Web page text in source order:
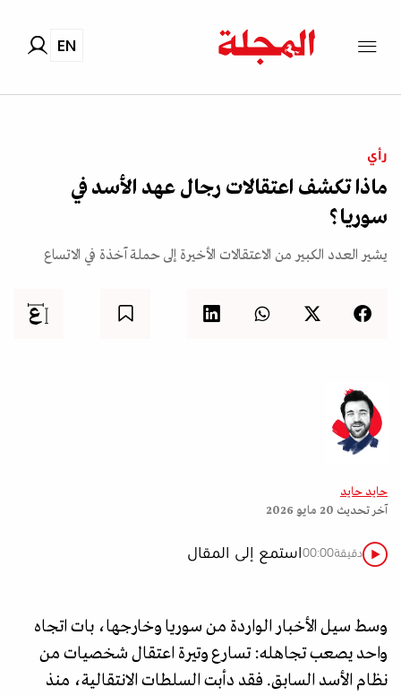
EN
رأي
ماذا تكشف اعتقالات رجال عهد الأسد في
سوريا؟
يشير العدد الكبير من الاعتقالات الأخيرة إلى حملة آخذة في الاتساع
حايد حايد
آخر تحديث 20 مايو 2026
استمع إلى المقال 00:00دقيقة
وسط سيل الأخبار الواردة من سوريا وخارجها، بات اتجاه
واحد يصعب تجاهله: تسارع وتيرة اعتقال شخصيات من
نظام الأسد السابق. فقد دأبت السلطات الانتقالية، منذ